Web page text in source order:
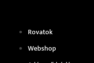
Rovatok
Webshop